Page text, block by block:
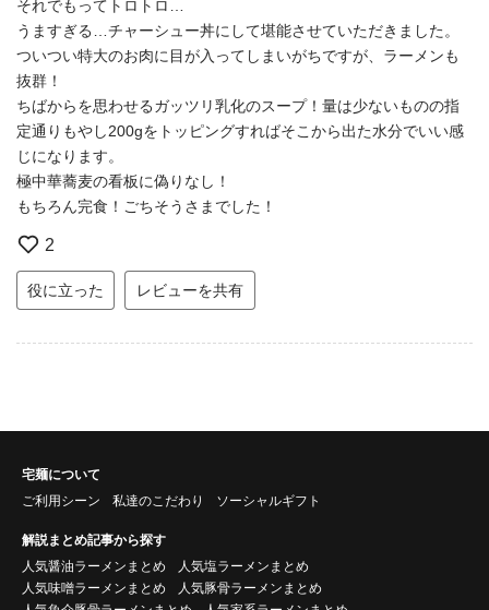
それでもってトロトロ…
うますぎる…チャーシュー丼にして堪能させていただきました。
ついつい特大のお肉に目が入ってしまいがちですが、ラーメンも
抜群！
ちばからを思わせるガッツリ乳化のスープ！量は少ないものの指
定通りもやし200gをトッピングすればそこから出た水分でいい感
じになります。
極中華蕎麦の看板に偽りなし！
もちろん完食！ごちそうさまでした！
2
役に立った レビューを共有
宅麺について
ご利用シーン
私達のこだわり ソーシャルギフト
解説まとめ記事から探す
人気醤油ラーメンまとめ
人気塩ラーメンまとめ
人気味噌ラーメンまとめ
人気豚骨ラーメンまとめ